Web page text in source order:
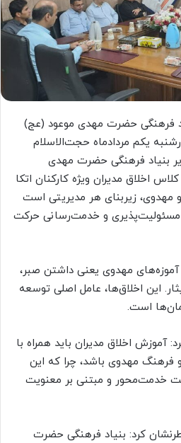
فرهنگی حضرت مهدی موعود (عج)
یکم مردادماه حجت‌الاسلام
بنیاد فرهنگی حضرت مهدی
اخلاق مدیران ویژه کارکنان اتکا
مهدوی، زیربنای هر مدیریتی است
مسئولیت‌پذیری و خدمت‌رسانی حرکت
مهدوی یعنی داشتن صبر،
این اخلاق‌ها، عامل اصلی توسعه
است.
آموزش اخلاق مدیران باید همراه با
مهدوی باشد، چرا که این
خدمت‌محور و مبتنی بر معنویت
کرد: بنیاد فرهنگی حضرت